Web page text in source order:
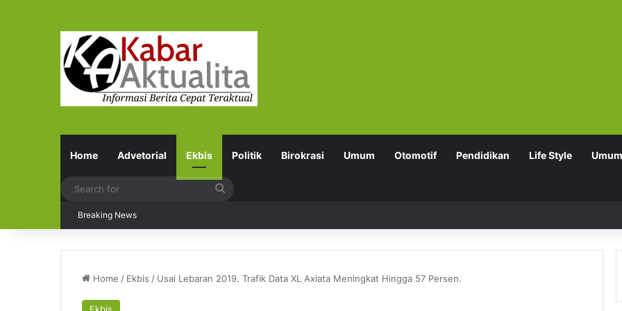
Home Advetorial Ekbis Politik Birokrasi Umum Otomotif Pendidikan Life Style Umum
Breaking News
Home / Ekbis / Usai Lebaran 2019. Trafik Data XL Axiata Meningkat Hingga 57 Persen.